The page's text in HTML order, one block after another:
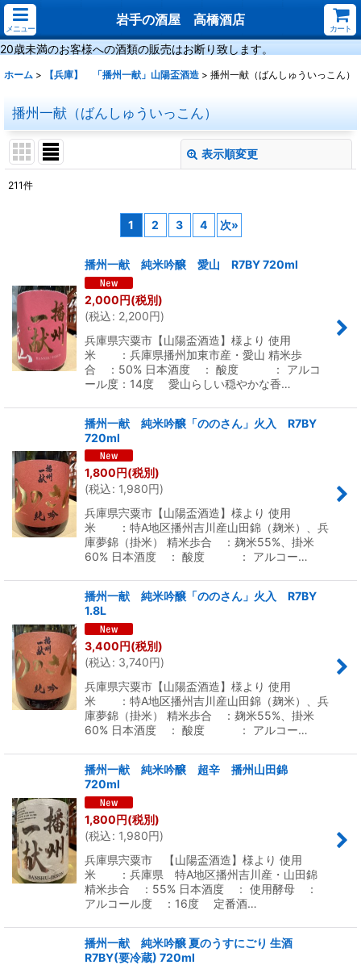
メニュー
岩手の酒屋 高橋酒店
カート
20歳未満のお客様への酒類の販売はお断り致します。
ホーム > 【兵庫】 「播州一献」山陽盃酒造 > 播州一献（ばんしゅういっこん）
播州一献（ばんしゅういっこん）
表示順変更
211件
1 2 3 4 次»
播州一献 純米吟醸 愛山 R7BY 720ml
2,000円(税別)
(税込: 2,200円)
兵庫県宍粟市【山陽盃酒造】様より 使用
米 ：兵庫県播州加東市産・愛山 精米歩
合 ：50% 日本酒度 ： 酸度 ： アルコ
ール度：14度 愛山らしい穏やかな香…
播州一献 純米吟醸「ののさん」火入 R7BY
720ml
1,800円(税別)
(税込: 1,980円)
兵庫県宍粟市【山陽盃酒造】様より 使用
米 ：特A地区播州吉川産山田錦（麹米）、兵
庫夢錦（掛米） 精米歩合 ：麹米55%、掛米
60% 日本酒度 ： 酸度 ： アルコー…
播州一献 純米吟醸「ののさん」火入 R7BY
1.8L
3,400円(税別)
(税込: 3,740円)
兵庫県宍粟市【山陽盃酒造】様より 使用
米 ：特A地区播州吉川産山田錦（麹米）、兵
庫夢錦（掛米） 精米歩合 ：麹米55%、掛米
60% 日本酒度 ： 酸度 ： アルコー…
播州一献 純米吟醸 超辛 播州山田錦
720ml
1,800円(税別)
(税込: 1,980円)
兵庫県宍粟市 【山陽盃酒造】様より 使用
米 ：兵庫県 特A地区播州吉川産・山田錦
精米歩合 ：55% 日本酒度 ： 使用酵母 ：
アルコール度 ：16度 定番酒…
播州一献 純米吟醸 夏のうすにごり 生酒
R7BY(要冷蔵) 720ml